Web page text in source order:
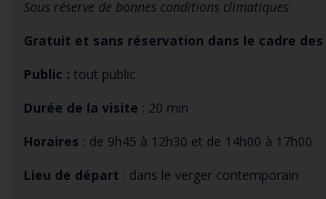
Sous réserve de bonnes conditions climatiques
Gratuit et sans réservation dans le cadre des
Public : tout public
Durée de la visite : 20 min
Horaires : de 9h45 à 12h30 et de 14h00 à 17h00
Lieu de départ : dans le verger contemporain